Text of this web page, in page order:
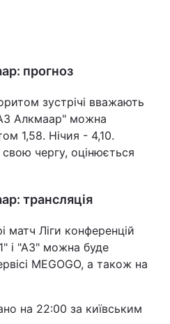
прогноз
зустрічі вважають
Алкмаар" можна
1,58. Нічия - 4,10.
чергу, оцінюється
трансляція
матч Ліги конференцій
і "АЗ" можна буде
MEGOGO, а також на
на 22:00 за київським